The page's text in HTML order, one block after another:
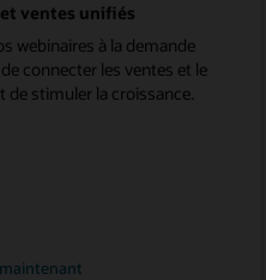
ventes unifiés
webinaires à la demande
connecter les ventes et le
de stimuler la croissance.